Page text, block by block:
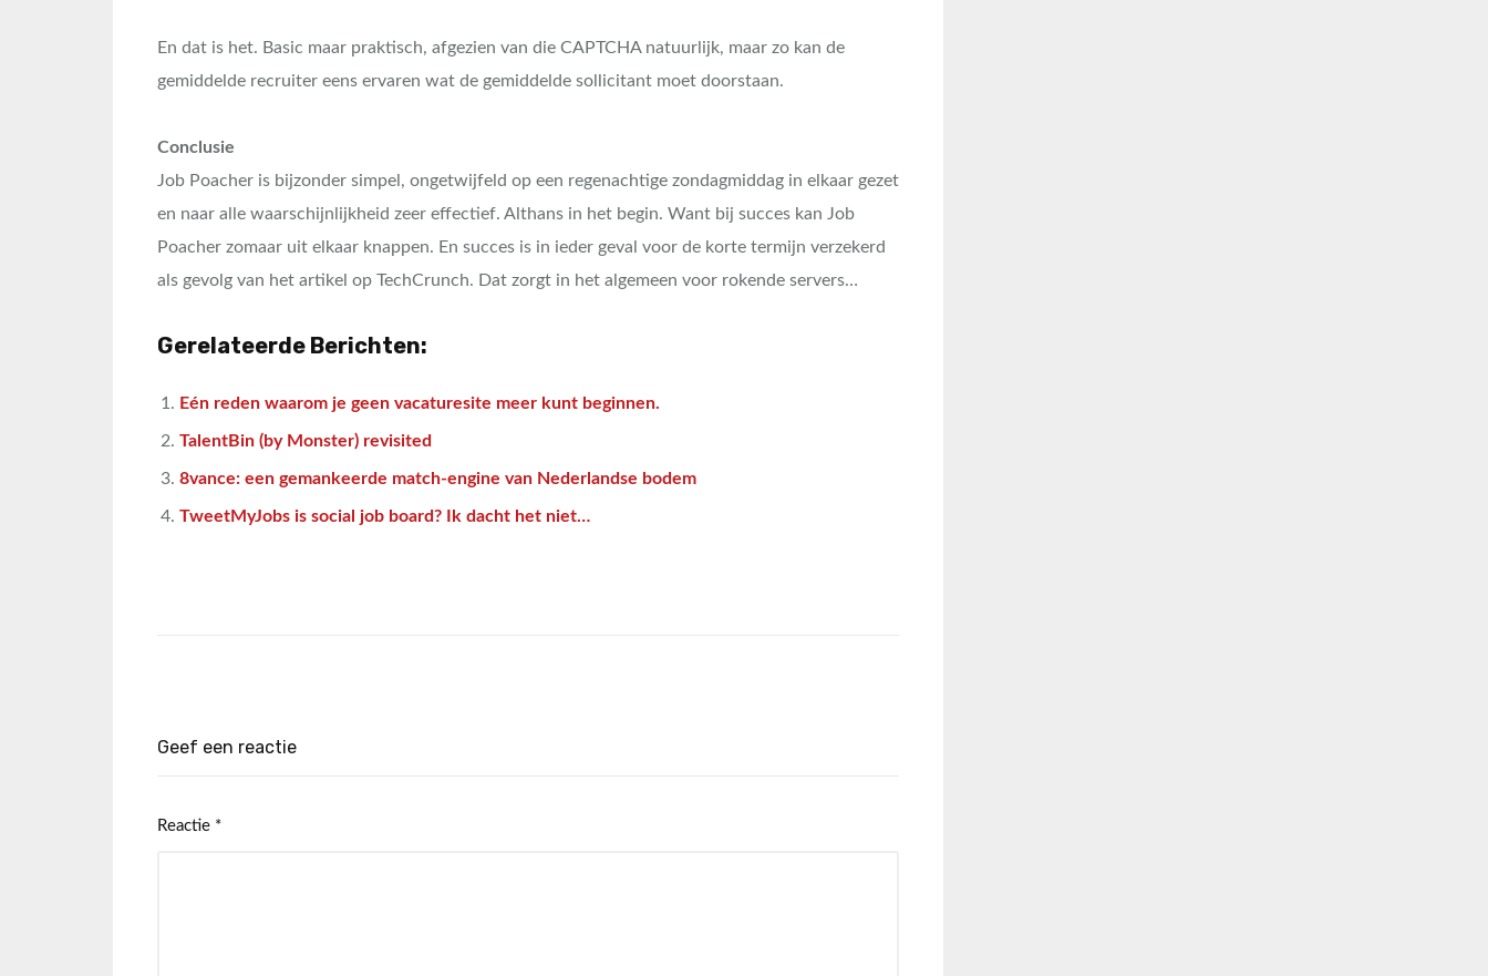
En dat is het. Basic maar praktisch, afgezien van die CAPTCHA natuurlijk, maar zo kan de
gemiddelde recruiter eens ervaren wat de gemiddelde sollicitant moet doorstaan.
Conclusie
Job Poacher is bijzonder simpel, ongetwijfeld op een regenachtige zondagmiddag in elkaar gezet
en naar alle waarschijnlijkheid zeer effectief. Althans in het begin. Want bij succes kan Job
Poacher zomaar uit elkaar knappen. En succes is in ieder geval voor de korte termijn verzekerd
als gevolg van het artikel op TechCrunch. Dat zorgt in het algemeen voor rokende servers…
Gerelateerde Berichten:
Eén reden waarom je geen vacaturesite meer kunt beginnen.
TalentBin (by Monster) revisited
8vance: een gemankeerde match-engine van Nederlandse bodem
TweetMyJobs is social job board? Ik dacht het niet…
Geef een reactie
Reactie *